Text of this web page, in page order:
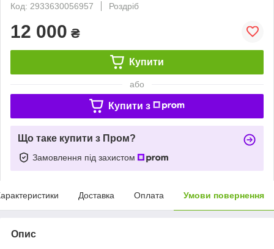
Код: 2933630056957
Роздріб
12 000 ₴
Купити
або
Купити з
Що таке купити з Пром?
Замовлення під захистом
Доставка Оплата Умови повернення
Опис